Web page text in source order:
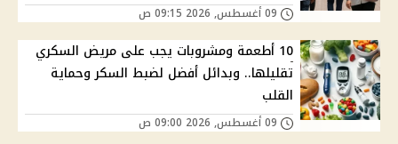
10 أطعمة ومشروبات يجب على مريض السكري
تقليلها.. وبدائل أفضل لضبط السكر وحماية
القلب